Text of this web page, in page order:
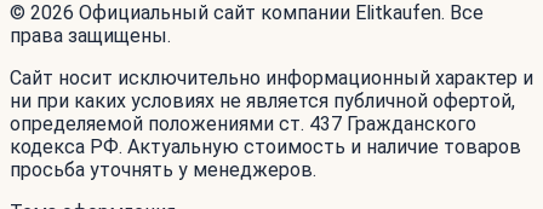
© 2026 Официальный сайт компании Elitkaufen. Все
права защищены.
Сайт носит исключительно информационный характер и
ни при каких условиях не является публичной офертой,
определяемой положениями ст. 437 Гражданского
кодекса РФ. Актуальную стоимость и наличие товаров
просьба уточнять у менеджеров.